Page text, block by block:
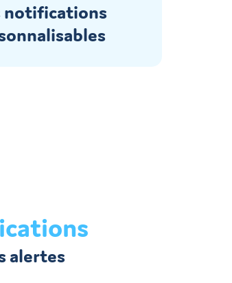
notifications
alertes